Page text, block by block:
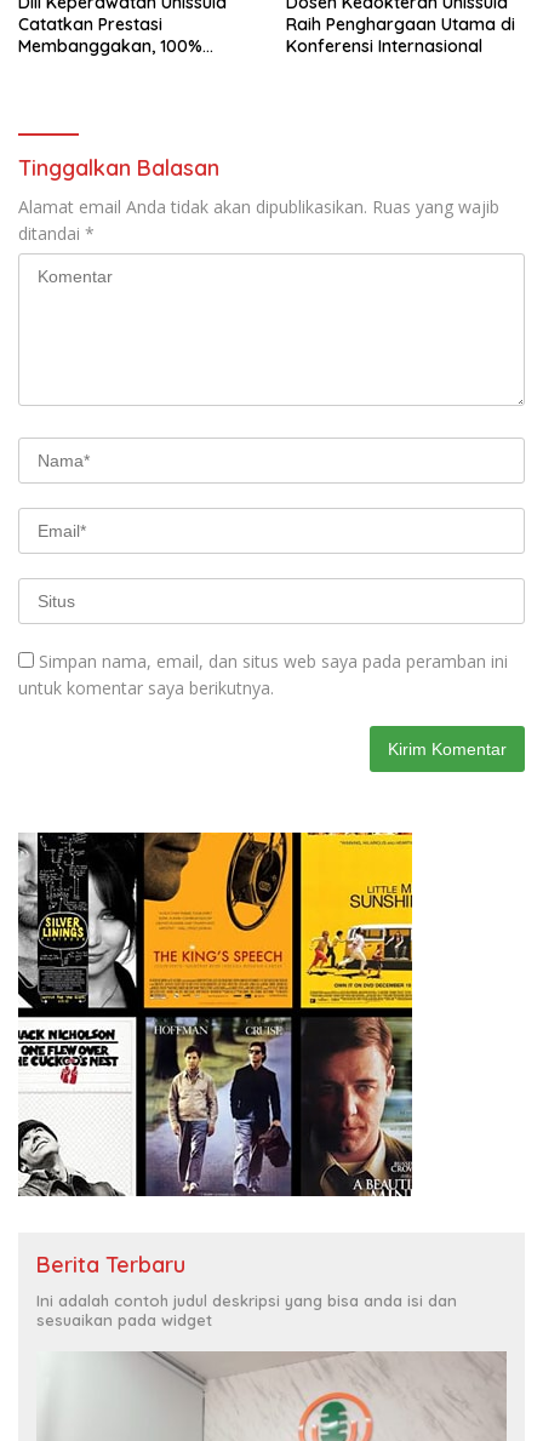
Catatkan Prestasi
Membanggakan, 100%
Raih Penghargaan Utama di
Konferensi Internasional
Tinggalkan Balasan
Alamat email Anda tidak akan dipublikasikan. Ruas yang wajib
ditandai *
Simpan nama, email, dan situs web saya pada peramban ini
untuk komentar saya berikutnya.
Berita Terbaru
Ini adalah contoh judul deskripsi yang bisa anda isi dan
sesuaikan pada widget